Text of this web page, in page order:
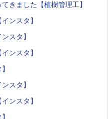
きました【植樹管理工】
ンスタ】
スタ】
ンスタ】
スタ】
ンスタ】